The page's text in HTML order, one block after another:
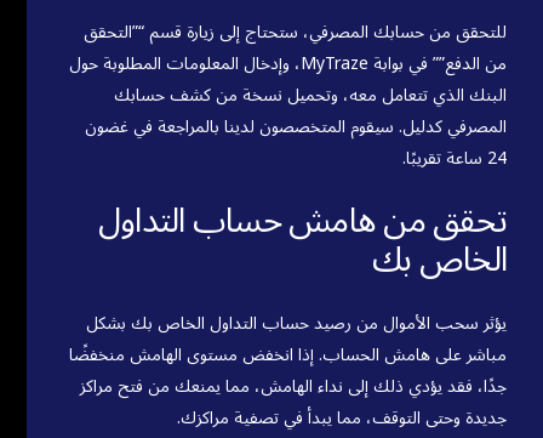
للتحقق من حسابك المصرفي، ستحتاج إلى زيارة قسم “”التحقق
من الدفع”” في بوابة MyTraze، وإدخال المعلومات المطلوبة حول
البنك الذي تتعامل معه، وتحميل نسخة من كشف حسابك
المصرفي كدليل. سيقوم المتخصصون لدينا بالمراجعة في غضون
24 ساعة تقريبًا.
تحقق من هامش حساب التداول
الخاص بك
يؤثر سحب الأموال من رصيد حساب التداول الخاص بك بشكل
مباشر على هامش الحساب. إذا انخفض مستوى الهامش منخفضًا
جدًا، فقد يؤدي ذلك إلى نداء الهامش، مما يمنعك من فتح مراكز
جديدة وحتى التوقف، مما يبدأ في تصفية مراكزك.